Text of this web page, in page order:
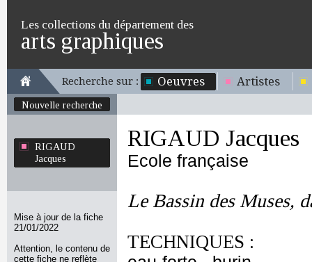
Les collections du département des
arts graphiques
Recherche sur : Oeuvres Artistes
Nouvelle recherche
RIGAUD
Jacques
Mise à jour de la fiche
21/01/2022
Attention, le contenu de
cette fiche ne reflète
RIGAUD Jacques
Ecole française
Le Bassin des Muses,
TECHNIQUES :